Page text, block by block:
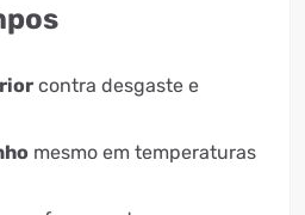
contra desgaste e
mesmo em temperaturas